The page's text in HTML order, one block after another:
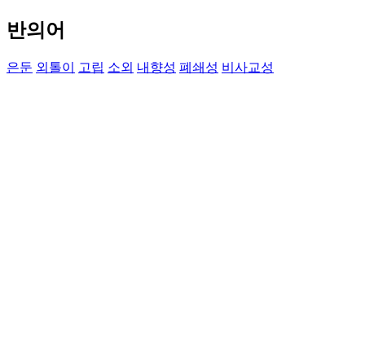
반의어
은둔 외톨이 고립 소외 내향성 폐쇄성 비사교성